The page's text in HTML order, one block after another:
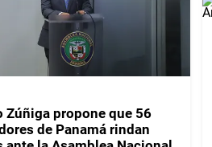
Zúñiga propone que 56
de Panamá rindan